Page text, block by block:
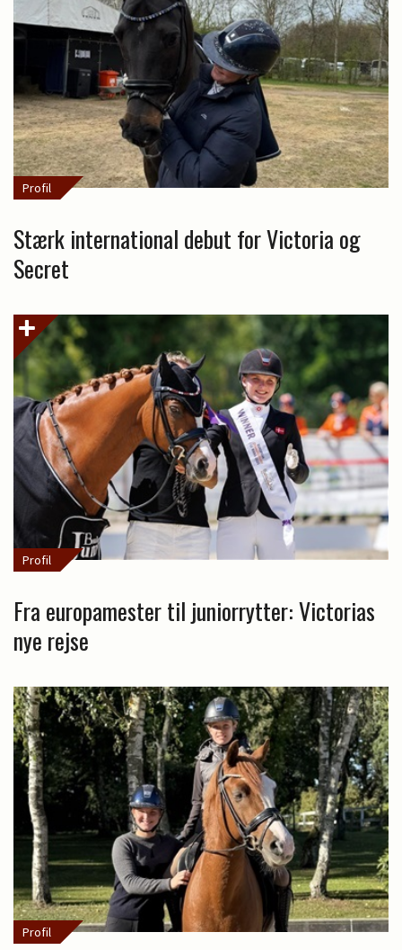
Profil
Stærk international debut for Victoria og
Secret
Profil
Fra europamester til juniorrytter: Victorias
nye rejse
Profil